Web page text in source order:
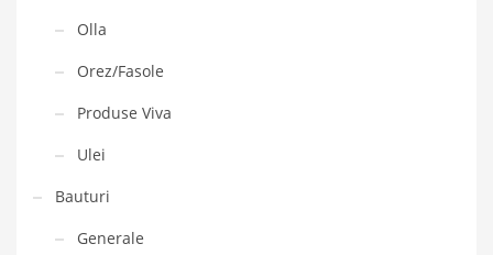
Olla
Orez/Fasole
Produse Viva
Ulei
Bauturi
Generale